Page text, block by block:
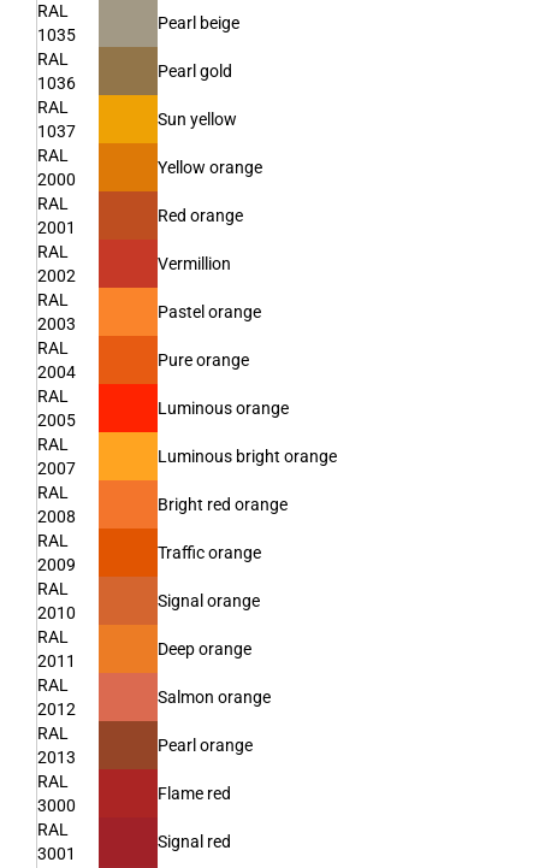
RAL
1035
Pearl beige
RAL
1036
Pearl gold
RAL
1037
Sun yellow
RAL
2000
Yellow orange
RAL
2001
Red orange
RAL
2002
Vermillion
RAL
2003
Pastel orange
RAL
2004
Pure orange
RAL
2005
Luminous orange
RAL
2007
Luminous bright orange
RAL
2008
Bright red orange
RAL
2009
Traffic orange
RAL
2010
Signal orange
RAL
2011
Deep orange
RAL
2012
Salmon orange
RAL
2013
Pearl orange
RAL
3000
Flame red
RAL
3001
Signal red